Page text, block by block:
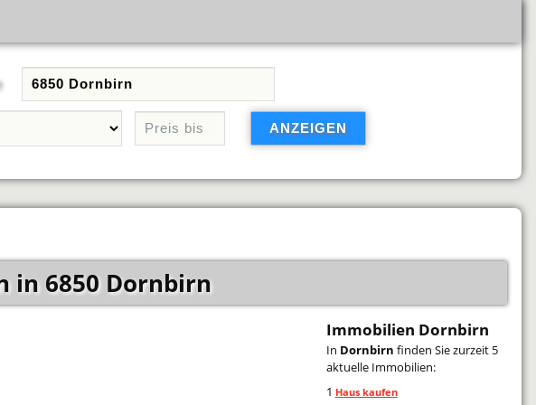
in 6850 Dornbirn
Immobilien Dornbirn
In Dornbirn finden Sie zurzeit 5
aktuelle Immobilien:
1 Haus kaufen